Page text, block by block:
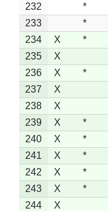
232
*
233
*
234
X *
235
X
236
X *
237
X
238
X
239
X *
240
X *
241
X *
242
X *
243
X *
244
X